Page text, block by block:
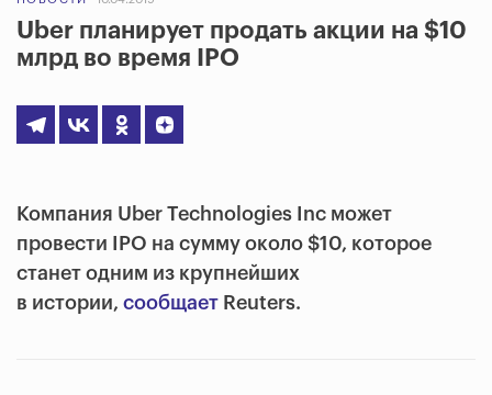
Uber планирует продать акции на $10
млрд во время IPO
Компания Uber Technologies Inc может
провести IPO на сумму около $10, которое
станет одним из крупнейших
в истории, сообщает Reuters.